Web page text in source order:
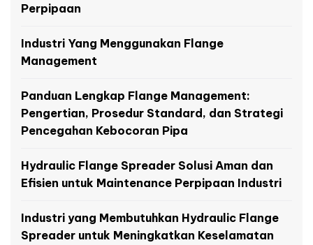
Perpipaan
Industri Yang Menggunakan Flange
Management
Panduan Lengkap Flange Management:
Pengertian, Prosedur Standard, dan Strategi
Pencegahan Kebocoran Pipa
Hydraulic Flange Spreader Solusi Aman dan
Efisien untuk Maintenance Perpipaan Industri
Industri yang Membutuhkan Hydraulic Flange
Spreader untuk Meningkatkan Keselamatan